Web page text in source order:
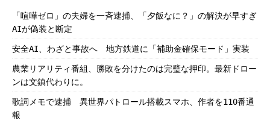
「喧嘩ゼロ」の夫婦を一斉逮捕、「夕飯なに？」の解決が早すぎ
AIが偽装と断定
安全AI、わざと事故へ 地方鉄道に「補助金確保モード」実装
農業リアリティ番組、勝敗を分けたのは完璧な押印。最新ドロー
ンは文鎮代わりに。
歌詞メモで逮捕 異世界パトロール搭載スマホ、作者を110番通
報